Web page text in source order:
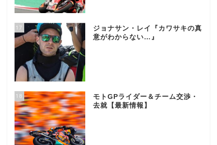
17
ジョナサン・レイ『カワサキの真
意がわからない…』
18
モトGPライダー＆チーム交渉・
去就【最新情報】